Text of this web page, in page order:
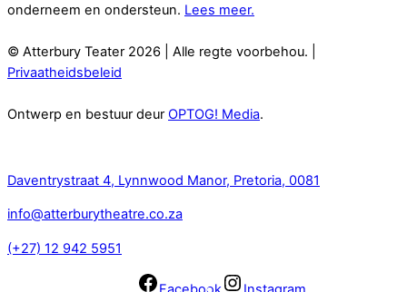
onderneem en ondersteun. Lees meer.
© Atterbury Teater 2026 | Alle regte voorbehou. |
Privaatheidsbeleid
Ontwerp en bestuur deur OPTOG! Media.
Daventrystraat 4, Lynnwood Manor, Pretoria, 0081
info@atterburytheatre.co.za
(+27) 12 942 5951